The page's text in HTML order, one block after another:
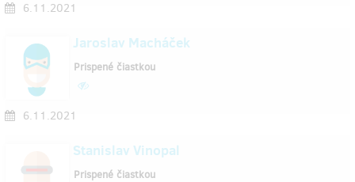
6.11.2021
Jaroslav Macháček
6.11.2021
Prispené čiastkou
Stanislav Vinopal
Prispené čiastkou